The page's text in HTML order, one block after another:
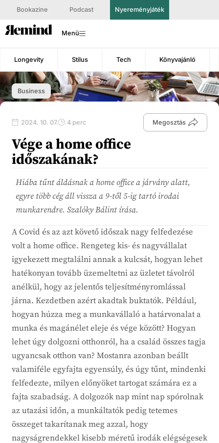
Bookazine Podcast Nyereményjáték
Menü
Longevity Stílus Tech Könyvajánló
Business
2024. 10. 07. 4 perc Megosztás
Vége a home office
időszakának?
Hiába tűnt áldásnak a home office a járvány alatt,
egyre több cég áll vissza a 9-től 5-ig tartó irodai
munkarendre. Szalóky Bálint írása.
A Covid és az azt követő időszak nagy felfedezése
volt a home office. Rengeteg kis- és nagyvállalat
igyekezett megtalálni annak a kulcsát, hogyan lehet
hatékonyan tovább üzemeltetni az üzletet távolról
anélkül, hogy az jelentős teljesítményromlással
járna. Kezdetben azért akadtak buktatók. Például,
hogyan húzza meg a munkavállaló a határvonalat a
munka és magánélet eleje és vége között? Hogyan
lehet úgy dolgozni otthonról, ha a család összes tagja
ugyancsak otthon van? Mostanra azonban beállt
valamiféle egyfajta egyensúly, és úgy tűnt, mindenki
felfedezte, milyen előnyöket tartogat számára ez a
fajta szabadság. A dolgozók nap mint nap spórolnak
az utazási időn, a munkáltatók pedig tetemes
összeget takarítanak meg azzal, hogy
nagyságrendekkel kisebb méretű irodák elégségesek